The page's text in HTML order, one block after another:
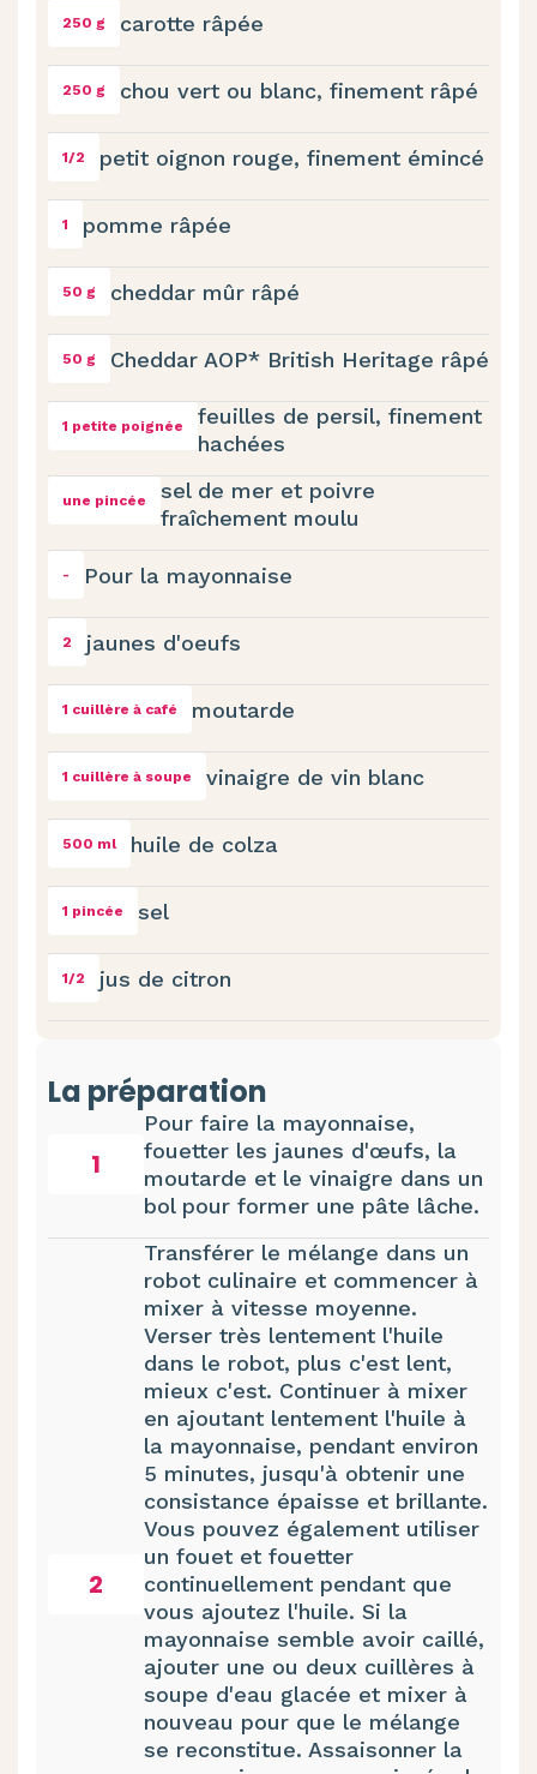
250 g carotte râpée
250 g chou vert ou blanc, finement râpé
1/2 petit oignon rouge, finement émincé
1 pomme râpée
50 g cheddar mûr râpé
50 g Cheddar AOP* British Heritage râpé
1 petite poignée
feuilles de persil, finement
hachées
une pincée
sel de mer et poivre
fraîchement moulu
- Pour la mayonnaise
2 jaunes d'oeufs
1 cuillère à café moutarde
1 cuillère à soupe vinaigre de vin blanc
500 ml huile de colza
1 pincée sel
1/2 jus de citron
La préparation
1
Pour faire la mayonnaise,
fouetter les jaunes d'œufs, la
moutarde et le vinaigre dans un
bol pour former une pâte lâche.
2
Transférer le mélange dans un
robot culinaire et commencer à
mixer à vitesse moyenne.
Verser très lentement l'huile
dans le robot, plus c'est lent,
mieux c'est. Continuer à mixer
en ajoutant lentement l'huile à
la mayonnaise, pendant environ
5 minutes, jusqu'à obtenir une
consistance épaisse et brillante.
Vous pouvez également utiliser
un fouet et fouetter
continuellement pendant que
vous ajoutez l'huile. Si la
mayonnaise semble avoir caillé,
ajouter une ou deux cuillères à
soupe d'eau glacée et mixer à
nouveau pour que le mélange
se reconstitue. Assaisonner la